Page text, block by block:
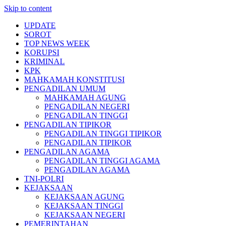
Skip to content
UPDATE
SOROT
TOP NEWS WEEK
KORUPSI
KRIMINAL
KPK
MAHKAMAH KONSTITUSI
PENGADILAN UMUM
MAHKAMAH AGUNG
PENGADILAN NEGERI
PENGADILAN TINGGI
PENGADILAN TIPIKOR
PENGADILAN TINGGI TIPIKOR
PENGADILAN TIPIKOR
PENGADILAN AGAMA
PENGADILAN TINGGI AGAMA
PENGADILAN AGAMA
TNI-POLRI
KEJAKSAAN
KEJAKSAAN AGUNG
KEJAKSAAN TINGGI
KEJAKSAAN NEGERI
PEMERINTAHAN